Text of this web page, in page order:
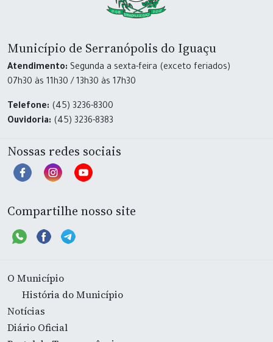
Município de Serranópolis do Iguaçu
Atendimento: Segunda a sexta-feira (exceto feriados)
07h30 às 11h30 / 13h30 às 17h30
Telefone: (45) 3236-8300
Ouvidoria: (45) 3236-8383
Nossas redes sociais
Compartilhe nosso site
O Município
História do Município
Notícias
Diário Oficial